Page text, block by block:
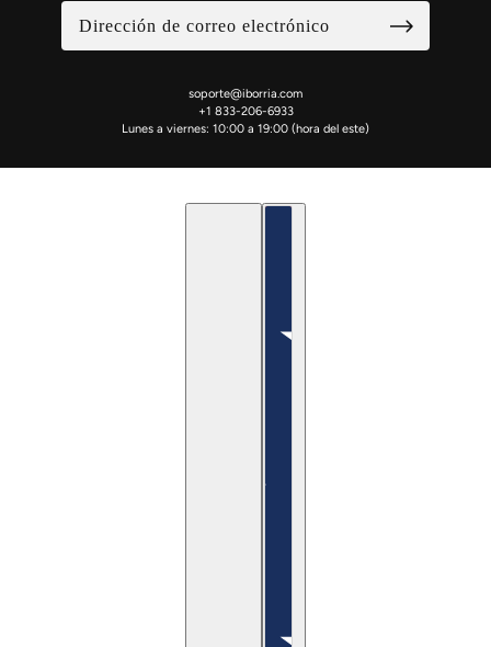
soporte@iborria.com
+1 833-206-6933
Lunes a viernes: 10:00 a 19:00 (hora del este)
Selector de países